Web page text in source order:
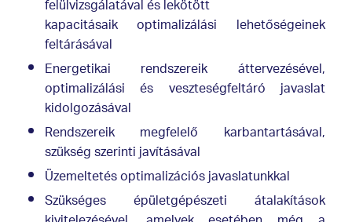
felülvizsgálatával és lekötött
kapacitásaik optimalizálási lehetőségeinek
feltárásával
Energetikai rendszereik áttervezésével,
optimalizálási és veszteségfeltáró javaslat
kidolgozásával
Rendszereik megfelelő karbantartásával,
szükség szerinti javításával
Üzemeltetés optimalizációs javaslatunkkal
Szükséges épületgépészeti átalakítások